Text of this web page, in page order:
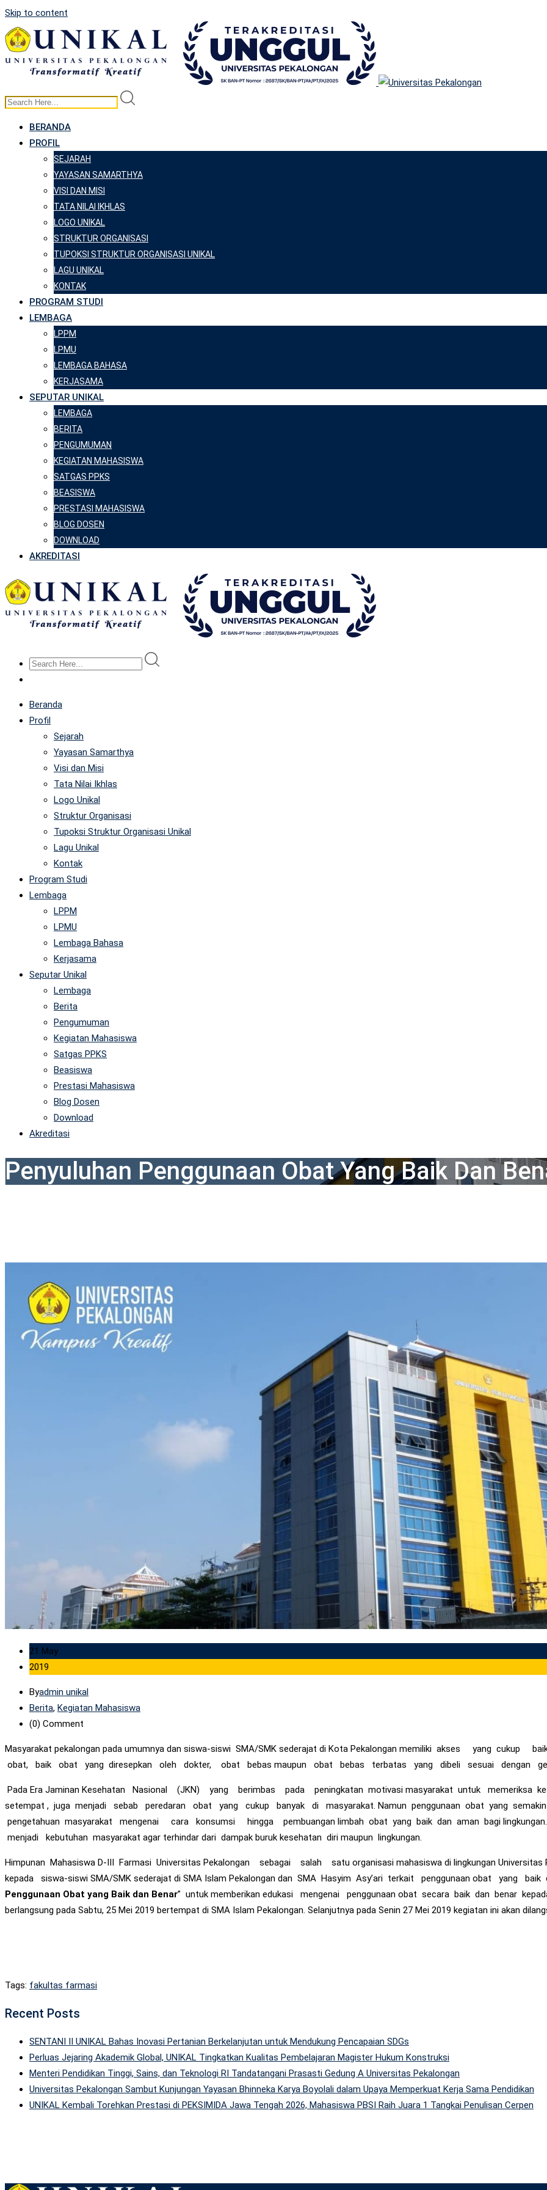
Skip to content
BERANDA
PROFIL
SEJARAH
YAYASAN SAMARTHYA
VISI DAN MISI
TATA NILAI IKHLAS
LOGO UNIKAL
STRUKTUR ORGANISASI
TUPOKSI STRUKTUR ORGANISASI UNIKAL
LAGU UNIKAL
KONTAK
PROGRAM STUDI
LEMBAGA
LPPM
LPMU
LEMBAGA BAHASA
KERJASAMA
SEPUTAR UNIKAL
LEMBAGA
BERITA
PENGUMUMAN
KEGIATAN MAHASISWA
SATGAS PPKS
BEASISWA
PRESTASI MAHASISWA
BLOG DOSEN
DOWNLOAD
AKREDITASI
Beranda
Profil
Sejarah
Yayasan Samarthya
Visi dan Misi
Tata Nilai Ikhlas
Logo Unikal
Struktur Organisasi
Tupoksi Struktur Organisasi Unikal
Lagu Unikal
Kontak
Program Studi
Lembaga
LPPM
LPMU
Lembaga Bahasa
Kerjasama
Seputar Unikal
Lembaga
Berita
Pengumuman
Kegiatan Mahasiswa
Satgas PPKS
Beasiswa
Prestasi Mahasiswa
Blog Dosen
Download
Akreditasi
Penyuluhan Penggunaan Obat Yang Baik Dan
21 May
2019
Byadmin unikal
Berita, Kegiatan Mahasiswa
(0) Comment
Masyarakat pekalongan pada umumnya dan siswa-siswi SMA/SMK sederajat di Kota Pekalongan memiliki akses yang
obat, baik obat yang diresepkan oleh dokter, obat bebas maupun obat bebas terbatas yang dibeli sesuai dengan
Pada Era Jaminan Kesehatan Nasional (JKN) yang berimbas pada peningkatan motivasi masyarakat untuk memeriksa
setempat , juga menjadi sebab peredaran obat yang cukup banyak di masyarakat. Namun penggunaan obat yang
pengetahuan masyarakat mengenai cara konsumsi hingga pembuangan limbah obat yang baik dan aman bagi
menjadi kebutuhan masyarakat agar terhindar dari dampak buruk kesehatan diri maupun lingkungan.
Himpunan Mahasiswa D-III Farmasi Universitas Pekalongan sebagai salah satu organisasi mahasiswa di lingkungan Universitas
kepada siswa-siswi SMA/SMK sederajat di SMA Islam Pekalongan dan SMA Hasyim Asy’ari terkait penggunaan obat yang
Penggunaan Obat yang Baik dan Benar” untuk memberikan edukasi mengenai penggunaan obat secara baik dan benar
berlangsung pada Sabtu, 25 Mei 2019 bertempat di SMA Islam Pekalongan. Selanjutnya pada Senin 27 Mei 2019 kegiatan ini akan
Tags: fakultas farmasi
Recent Posts
SENTANI II UNIKAL Bahas Inovasi Pertanian Berkelanjutan untuk Mendukung Pencapaian SDGs
Perluas Jejaring Akademik Global, UNIKAL Tingkatkan Kualitas Pembelajaran Magister Hukum Konstruksi
Menteri Pendidikan Tinggi, Sains, dan Teknologi RI Tandatangani Prasasti Gedung A Universitas Pekalongan
Universitas Pekalongan Sambut Kunjungan Yayasan Bhinneka Karya Boyolali dalam Upaya Memperkuat Kerja Sama Pendidikan
UNIKAL Kembali Torehkan Prestasi di PEKSIMIDA Jawa Tengah 2026, Mahasiswa PBSI Raih Juara 1 Tangkai Penulisan Cerpen